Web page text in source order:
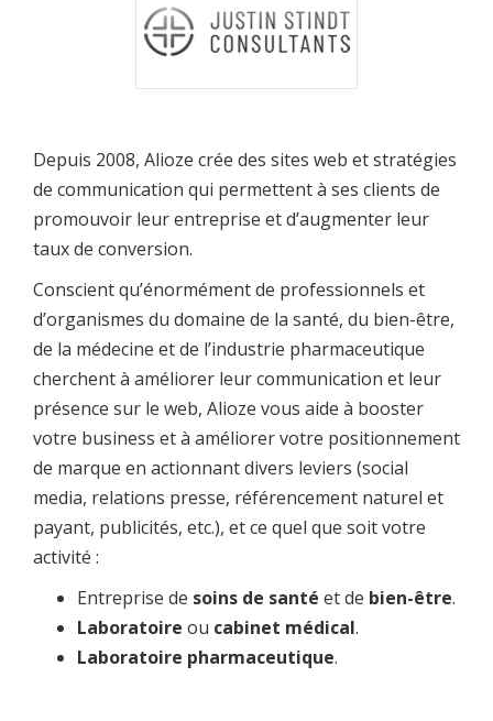
Depuis 2008, Alioze crée des sites web et stratégies
de communication qui permettent à ses clients de
promouvoir leur entreprise et d’augmenter leur
taux de conversion.
Conscient qu’énormément de professionnels et
d’organismes du domaine de la santé, du bien-être,
de la médecine et de l’industrie pharmaceutique
cherchent à améliorer leur communication et leur
présence sur le web, Alioze vous aide à booster
votre business et à améliorer votre positionnement
de marque en actionnant divers leviers (social
media, relations presse, référencement naturel et
payant, publicités, etc.), et ce quel que soit votre
activité :
Entreprise de soins de santé et de bien-être.
Laboratoire ou cabinet médical.
Laboratoire pharmaceutique.